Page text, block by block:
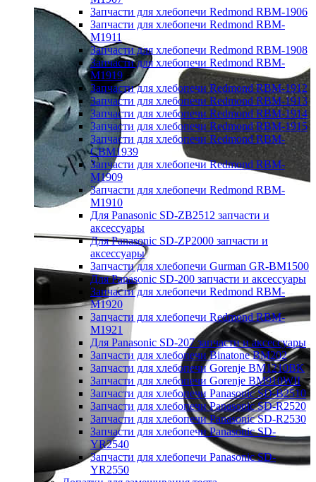
Запчасти для хлебопечи Redmond RBM-1906
Запчасти для хлебопечи Redmond RBM-
M1911
Запчасти для хлебопечи Redmond RBM-1908
Запчасти для хлебопечи Redmond RBM-
M1919
Запчасти для хлебопечи Redmond RBM-1912
Запчасти для хлебопечи Redmond RBM-1913
Запчасти для хлебопечи Redmond RBM-1914
Запчасти для хлебопечи Redmond RBM-1915
Запчасти для хлебопечи Redmond RBM-
CBM1939
Запчасти для хлебопечи Redmond RBM-
M1909
Запчасти для хлебопечи Redmond RBM-
M1910
Для Panasonic SD-ZB2512 запчасти и
аксессуары
Для Panasonic SD-ZP2000 запчасти и
аксессуары
Запчасти для хлебопечи Gurman GR-BM1500
Для Panasonic SD-200 запчасти и аксессуары
Запчасти для хлебопечи Redmond RBM-
M1920
Запчасти для хлебопечи Redmond RBM-
M1921
Для Panasonic SD-207 запчасти и аксессуары
Запчасти для хлебопечи Binatone BM202
Запчасти для хлебопечи Gorenje BM1210BK
Запчасти для хлебопечи Gorenje BM910WII
Запчасти для хлебопечи Panasonic SD-B2510
Запчасти для хлебопечи Panasonic SD-R2520
Запчасти для хлебопечи Panasonic SD-R2530
Запчасти для хлебопечи Panasonic SD-
YR2540
Запчасти для хлебопечи Panasonic SD-
YR2550